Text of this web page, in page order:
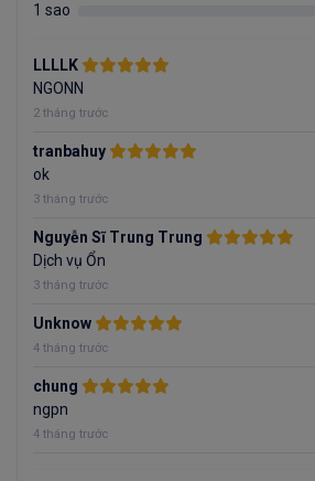
1 sao
LLLLK
NGONN
2 tháng trước
tranbahuy
ok
3 tháng trước
Nguyễn Sĩ Trung Trung
Dịch vụ Ổn
3 tháng trước
Unknow
4 tháng trước
chung
ngpn
4 tháng trước